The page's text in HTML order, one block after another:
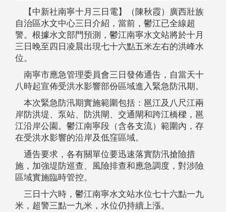
【中新社南寧十月三日電】（陳秋霞）廣西壯族
自治區水文中心三日介紹，當前，鬱江已全線超
警。根據水文部門預測，鬱江南寧水文站將於十月
三日晚至四日凌晨出現七十六點五米左右的洪峰水
位。
南寧市應急管理委員會三日發佈通告，自當天十
八時起宣佈受洪水影響部份區域進入緊急防汛期。
本次緊急防汛期實施範圍包括：邕江及八尺江兩
岸防洪堤、泵站、防洪閘、交通閘和跨江橋樑，邕
江沿岸公園。鬱江南寧段（含各支流）範圍內，存
在受洪水影響的沿岸及低窪區域。
通告要求，各有關單位要迅速落實防汛搶險措
施，加強堤防巡查、風險排查和應急調度，對涉險
區域實施臨時管控。
三日十六時，鬱江南寧水文站水位七十六點一九
米，超警三點一九米，水位仍持續上漲。